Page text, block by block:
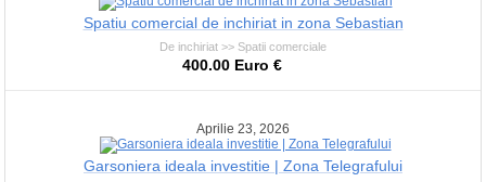
Spatiu comercial de inchiriat in zona Sebastian
De inchiriat >> Spatii comerciale
400.00 Euro €
Aprilie 23, 2026
Garsoniera ideala investitie | Zona Telegrafului